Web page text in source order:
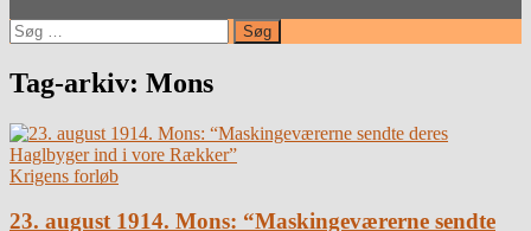
Søg
efter:
Tag-arkiv: Mons
Krigens forløb
23. august 1914. Mons: “Maskingeværerne sendte